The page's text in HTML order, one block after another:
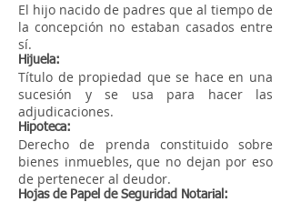
El hijo nacido de padres que al tiempo de
la concepción no estaban casados entre
sí.
Hijuela:
Título de propiedad que se hace en una
sucesión y se usa para hacer las
adjudicaciones.
Hipoteca:
Derecho de prenda constituido sobre
bienes inmuebles, que no dejan por eso
de pertenecer al deudor.
Hojas de Papel de Seguridad Notarial: